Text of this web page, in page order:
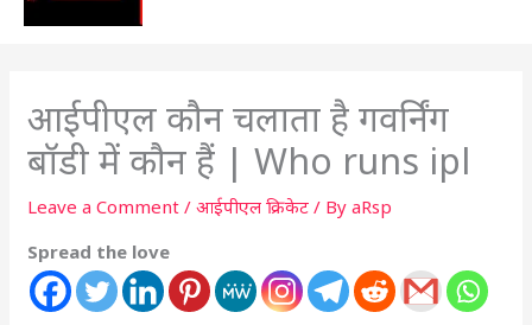
आईपीएल कौन चलाता है गवर्निंग
बॉडी में कौन हैं | Who runs ipl
Leave a Comment /आईपीएल क्रिकेट / ByaRsp
Spread the love